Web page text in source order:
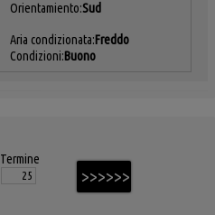
Orientamiento:Sud
Aria condizionata:Freddo
Condizioni:Buono
Termine